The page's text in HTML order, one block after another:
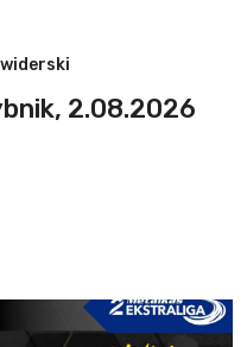
2.08.2026